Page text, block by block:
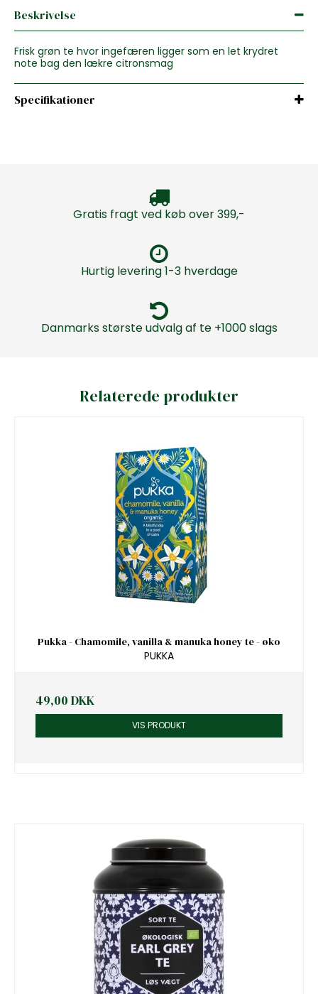
Beskrivelse
Frisk grøn te hvor ingefæren ligger som en let krydret
note bag den lækre citronsmag
Specifikationer
Gratis fragt ved køb over 399,-
Hurtig levering 1-3 hverdage
Danmarks største udvalg af te +1000 slags
Relaterede produkter
Pukka - Chamomile, vanilla & manuka honey te - øko
PUKKA
49,00 DKK
VIS PRODUKT